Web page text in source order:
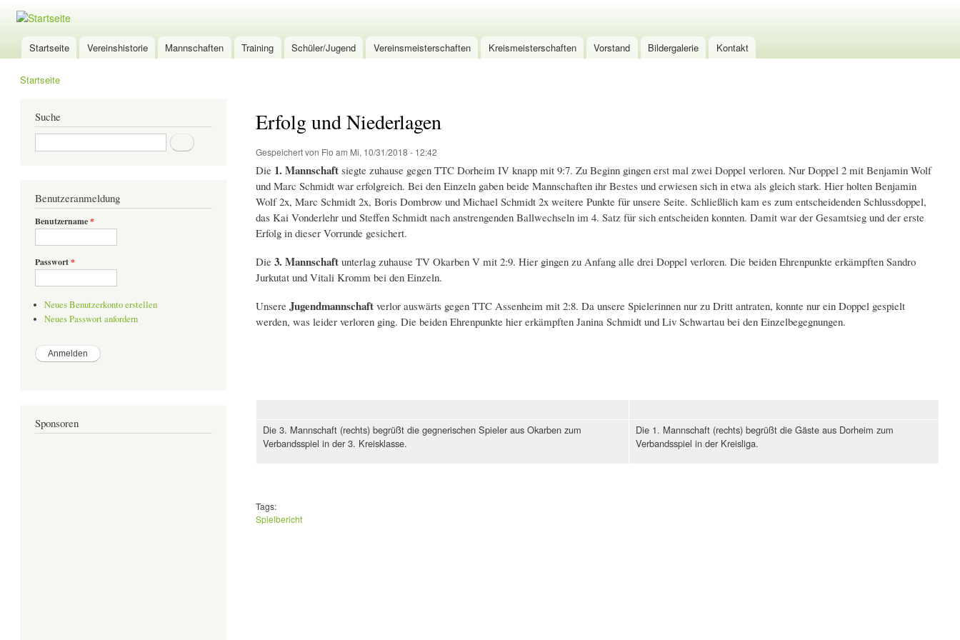
Inhalt
TSG-
Wölfersheim
Hauptmenü
Startseite Vereinshistorie Mannschaften Training Schüler/Jugend Vereinsmeisterschaften Kreismeisterschaften Vorstand Bildergalerie Kontakt
Startseite
Suche
Suche
Benutzeranmeldung
Benutzername*
Passwort*
Neues Benutzerkonto erstellen
Neues Passwort anfordern
Sponsoren
Erfolg und Niederlagen
Gespeichert von Flo am Mi, 10/31/2018 - 12:42
Die 1. Mannschaftsiegte zuhause gegen TTC Dorheim IV knapp mit 9:7. Zu Beginn gingen erst mal zwei Doppel verloren. Nur Doppel 2 mit Benjamin Wolf
und Marc Schmidt war erfolgreich. Bei den Einzeln gaben beide Mannschaften ihr Bestes und erwiesen sich in etwa als gleich stark. Hier holten Benjamin
Wolf 2x, Marc Schmidt 2x, Boris Dombrow und Michael Schmidt 2x weitere Punkte für unsere Seite. Schließlich kam es zum entscheidenden Schlussdoppel,
das Kai Vonderlehr und Steffen Schmidt nach anstrengenden Ballwechseln im 4. Satz für sich entscheiden konnten. Damit war der Gesamtsieg und der erste
Erfolg in dieser Vorrunde gesichert.
Die 3. Mannschaftunterlag zuhause TV Okarben V mit 2:9. Hier gingen zu Anfang alle drei Doppel verloren. Die beiden Ehrenpunkte erkämpften Sandro
Jurkutat und Vitali Kromm bei den Einzeln.
Unsere Jugendmannschaftverlor auswärts gegen TTC Assenheim mit 2:8. Da unsere Spielerinnen nur zu Dritt antraten, konnte nur ein Doppel gespielt
werden, was leider verloren ging. Die beiden Ehrenpunkte hier erkämpften Janina Schmidt und Liv Schwartau bei den Einzelbegegnungen.
Die 3. Mannschaft (rechts) begrüßt die gegnerischen Spieler aus Okarben zum
Verbandsspiel in der 3. Kreisklasse.
Die 1. Mannschaft (rechts) begrüßt die Gäste aus Dorheim zum
Verbandsspiel in der Kreisliga.
Tags:
Spielbericht